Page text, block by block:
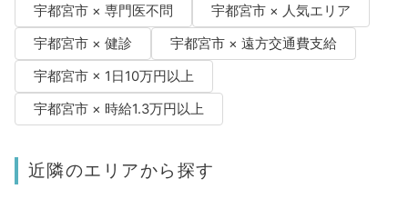
宇都宮市 × 専門医不問
宇都宮市 × 人気エリア
宇都宮市 × 健診
宇都宮市 × 遠方交通費支給
宇都宮市 × 1日10万円以上
宇都宮市 × 時給1.3万円以上
近隣のエリアから探す